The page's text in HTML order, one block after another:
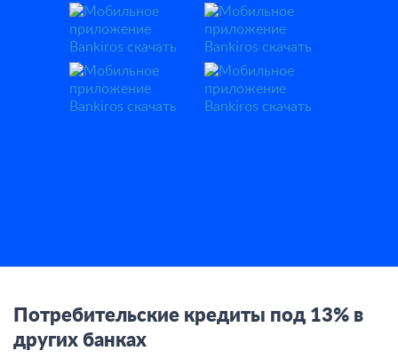
Потребительские кредиты под 13% в
других банках